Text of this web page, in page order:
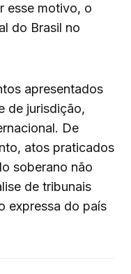
esse motivo, o
do Brasil no
apresentados
de jurisdição,
De
atos praticados
soberano não
de tribunais
expressa do país